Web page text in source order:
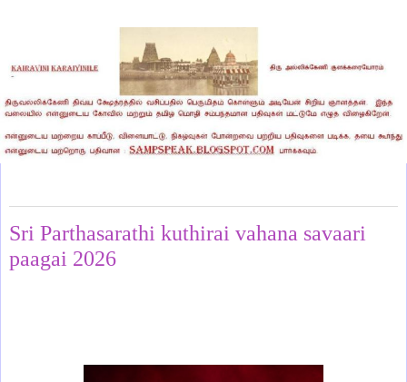
Sri Parthasarathi kuthirai vahana savaari
paagai 2026